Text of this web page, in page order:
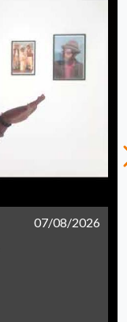
07/08/2026